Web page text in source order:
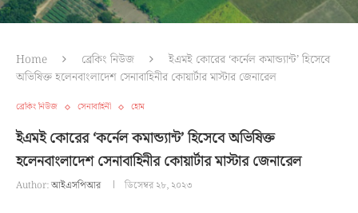
Home ব্রেকিং নিউজ
ইএমই কোরের ‘কর্নেল কমান্ড্যান্ট’ হিসেবে
অভিষিক্ত হলেনবাংলাদেশ সেনাবাহিনীর কোয়ার্টার মাস্টার জেনারেল
ব্রেকিং নিউজ সেনাবাহিনী হোম
ইএমই কোরের ‘কর্নেল কমান্ড্যান্ট’ হিসেবে অভিষিক্ত
হলেনবাংলাদেশ সেনাবাহিনীর কোয়ার্টার মাস্টার জেনারেল
Author:আইএসপিআর ডিসেম্বর ২৮, ২০২৩